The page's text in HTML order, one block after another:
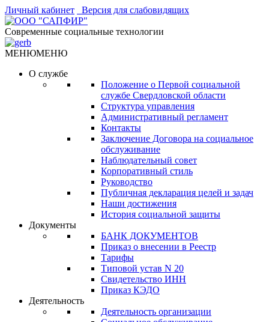
Личный кабинет Версия для слабовидящих
Современные социальные технологии
МЕНЮМЕНЮ
О службе
Положение о Первой социальной
службе Свердловской области
Структура управления
Административный регламент
Контакты
Заключение Договора на социальное
обслуживание
Наблюдательный совет
Корпоративный стиль
Руководство
Публичная декларация целей и задач
Наши достижения
История социальной защиты
Документы
БАНК ДОКУМЕНТОВ
Приказ о внесении в Реестр
Тарифы
Типовой устав N 20
Свидетельство ИНН
Приказ КЭДО
Деятельность
Деятельность организации